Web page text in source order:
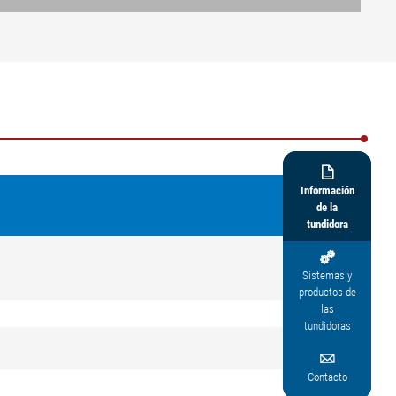

Información
de la
tundidora

Sistemas y
productos de
las
tundidoras

Contacto